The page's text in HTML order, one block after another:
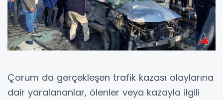
Çorum da gerçekleşen trafik kazası olaylarına
dair yaralananlar, ölenler veya kazayla ilgili